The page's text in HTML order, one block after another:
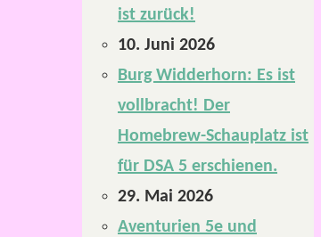
ist zurück!
10. Juni 2026
Burg Widderhorn: Es ist
vollbracht! Der
Homebrew-Schauplatz ist
für DSA 5 erschienen.
29. Mai 2026
Aventurien 5e und